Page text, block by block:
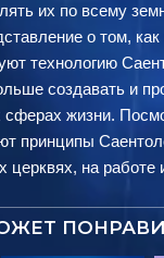
их по всему
о том,
технологию
создавать и
сферах жизни.
принципы
церквях, на работе